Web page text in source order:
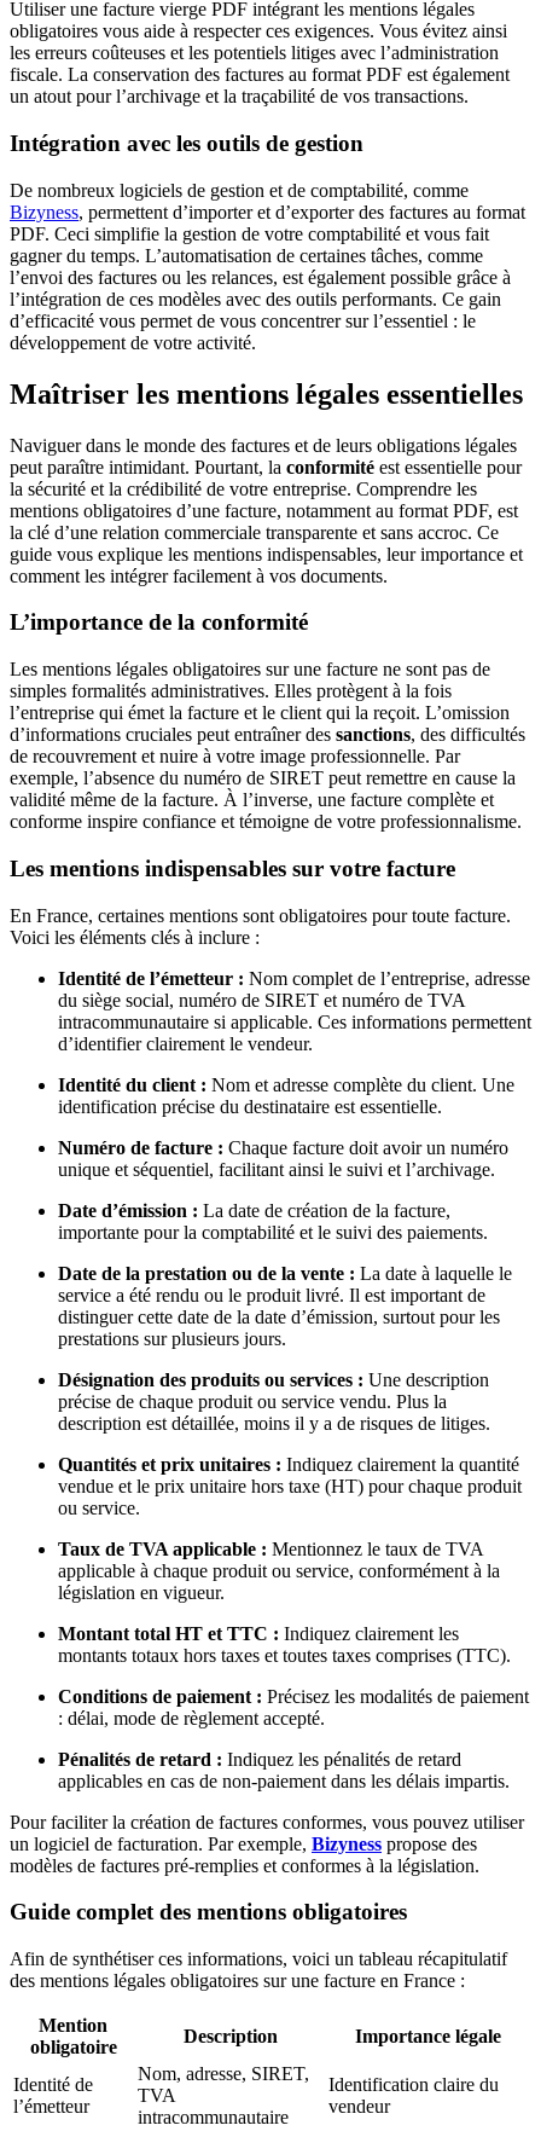
Utiliser une facture vierge PDF intégrant les mentions légales
obligatoires vous aide à respecter ces exigences. Vous évitez ainsi
les erreurs coûteuses et les potentiels litiges avec l’administration
fiscale. La conservation des factures au format PDF est également
un atout pour l’archivage et la traçabilité de vos transactions.
Intégration avec les outils de gestion
De nombreux logiciels de gestion et de comptabilité, comme
Bizyness, permettent d’importer et d’exporter des factures au format
PDF. Ceci simplifie la gestion de votre comptabilité et vous fait
gagner du temps. L’automatisation de certaines tâches, comme
l’envoi des factures ou les relances, est également possible grâce à
l’intégration de ces modèles avec des outils performants. Ce gain
d’efficacité vous permet de vous concentrer sur l’essentiel : le
développement de votre activité.
Maîtriser les mentions légales essentielles
Naviguer dans le monde des factures et de leurs obligations légales
peut paraître intimidant. Pourtant, la conformité est essentielle pour
la sécurité et la crédibilité de votre entreprise. Comprendre les
mentions obligatoires d’une facture, notamment au format PDF, est
la clé d’une relation commerciale transparente et sans accroc. Ce
guide vous explique les mentions indispensables, leur importance et
comment les intégrer facilement à vos documents.
L’importance de la conformité
Les mentions légales obligatoires sur une facture ne sont pas de
simples formalités administratives. Elles protègent à la fois
l’entreprise qui émet la facture et le client qui la reçoit. L’omission
d’informations cruciales peut entraîner des sanctions, des difficultés
de recouvrement et nuire à votre image professionnelle. Par
exemple, l’absence du numéro de SIRET peut remettre en cause la
validité même de la facture. À l’inverse, une facture complète et
conforme inspire confiance et témoigne de votre professionnalisme.
Les mentions indispensables sur votre facture
En France, certaines mentions sont obligatoires pour toute facture.
Voici les éléments clés à inclure :
Identité de l’émetteur : Nom complet de l’entreprise, adresse
du siège social, numéro de SIRET et numéro de TVA
intracommunautaire si applicable. Ces informations permettent
d’identifier clairement le vendeur.
Identité du client : Nom et adresse complète du client. Une
identification précise du destinataire est essentielle.
Numéro de facture : Chaque facture doit avoir un numéro
unique et séquentiel, facilitant ainsi le suivi et l’archivage.
Date d’émission : La date de création de la facture,
importante pour la comptabilité et le suivi des paiements.
Date de la prestation ou de la vente : La date à laquelle le
service a été rendu ou le produit livré. Il est important de
distinguer cette date de la date d’émission, surtout pour les
prestations sur plusieurs jours.
Désignation des produits ou services : Une description
précise de chaque produit ou service vendu. Plus la
description est détaillée, moins il y a de risques de litiges.
Quantités et prix unitaires : Indiquez clairement la quantité
vendue et le prix unitaire hors taxe (HT) pour chaque produit
ou service.
Taux de TVA applicable : Mentionnez le taux de TVA
applicable à chaque produit ou service, conformément à la
législation en vigueur.
Montant total HT et TTC : Indiquez clairement les
montants totaux hors taxes et toutes taxes comprises (TTC).
Conditions de paiement : Précisez les modalités de paiement
: délai, mode de règlement accepté.
Pénalités de retard : Indiquez les pénalités de retard
applicables en cas de non-paiement dans les délais impartis.
Pour faciliter la création de factures conformes, vous pouvez utiliser
un logiciel de facturation. Par exemple, Bizyness propose des
modèles de factures pré-remplies et conformes à la législation.
Guide complet des mentions obligatoires
Afin de synthétiser ces informations, voici un tableau récapitulatif
des mentions légales obligatoires sur une facture en France :
Mention
obligatoire
Description Importance légale
Identité de
l’émetteur
Nom, adresse, SIRET,
TVA
intracommunautaire
Identification claire du
vendeur